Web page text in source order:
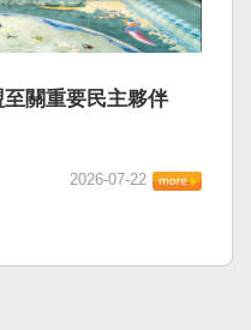
關重要民主夥伴
2026-07-22